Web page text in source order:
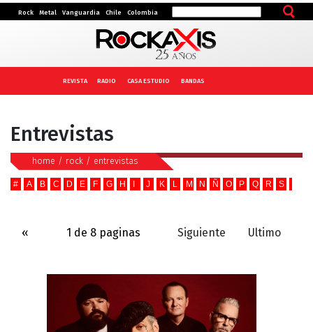
Rock Metal Vanguardia Chile Colombia
REVISTA RADIO CASA ESTUDIO BANDAS
Entrevistas
home / rock / entrevistas
# A B C D E F G H J K L M N Ñ O P Q R S
« 1 de 8 paginas Siguiente Ultimo